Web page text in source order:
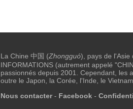
La Chine 中国 (Zhongguó), pays de l'Asie
INFORMATIONS (autrement appelé
passionnés depuis 2001. Cependant, les
outre le Japon, la Corée, l'Inde, le
Nous contacter- Facebook-